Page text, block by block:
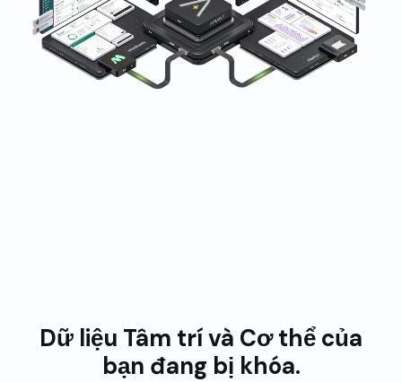
Dữ liệu Tâm trí và Cơ thể của
bạn đang bị khóa.